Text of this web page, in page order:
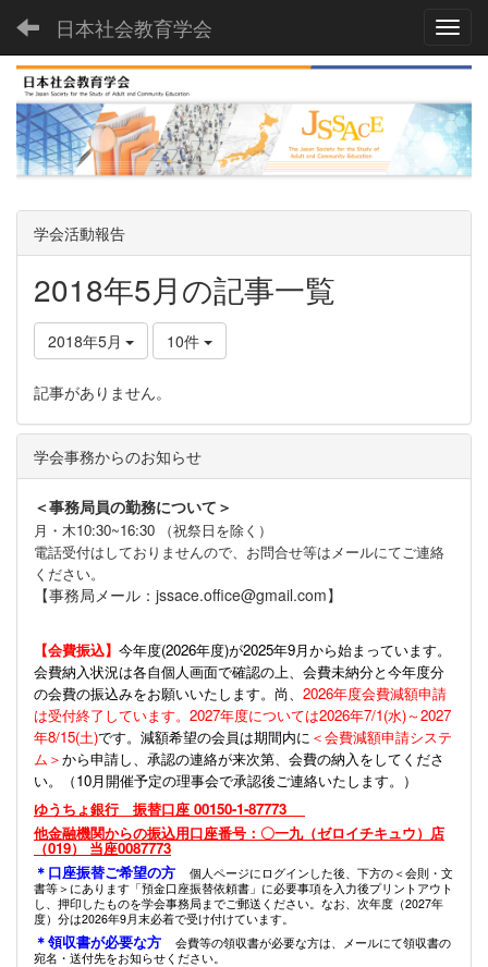
日本社会教育学会
学会活動報告
2018年5月の記事一覧
2018年5月 10件
記事がありません。
学会事務からのお知らせ
＜事務局員の勤務について＞
月・木10:30~16:30 （祝祭日を除く）
電話受付はしておりませんので、お問合せ等はメールにてご連絡
ください。
【事務局メール：jssace.office@gmail.com】
【会費振込】 今年度(2026年度)が2025年9月から始まっています。
会費納入状況は各自個人画面で確認の上、会費未納分と今年度分
の会費の振込みをお願いいたします。尚、 2026年度会費減額申請
は受付終了しています。2027年度については2026年7/1(水)～2027
年8/15(土)です。減額希望の会員は期間内に ＜会費減額申請システ
ム＞から申請し、承認の連絡が来次第、会費の納入をしてくださ
い。（10月開催予定の理事会で承認後ご連絡いたします。）
ゆうちょ銀行 振替口座 00150-1-87773
他金融機関からの振込用口座番号：〇一九（ゼロイチキュウ）店
（019） 当座0087773
＊口座振替ご希望の方
個人ページにログインした後、下方の＜会則・文
書等＞にあります「預金口座振替依頼書」に必要事項を入力後プリントアウト
し、押印したものを学会事務局までご郵送ください。なお、次年度（2027年
度）分は2026年9月末必着で受け付けています。
＊領収書が必要な方
会費等の領収書が必要な方は、メールにて領収書の
宛名・送付先をお知らせください。